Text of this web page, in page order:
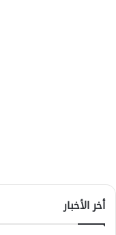
أخر الأخبار